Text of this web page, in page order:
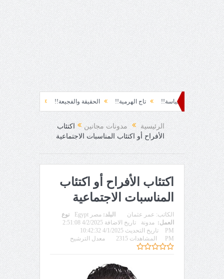
سياسة!! تاج الهرمية!! الحقيقة والفجيعة!! لِقاءُ في المَطَرِ!
الرئيسية مدونات مجانين
اكتئاب
الأفراح أو اكتئاب المناسبات الاجتماعية
اكتئاب الأفراح أو اكتئاب
المناسبات الاجتماعية
الكاتب: عمر عثمان البلد: مصر Egypt
نوع
العمل: مدونة
تاريخ الاضافة 4/2/2025 2:51:08
PM
تاريخ التحديث 4/1/2025 10:42:32
PM
المشاهدات 2315 معدل الترشيح